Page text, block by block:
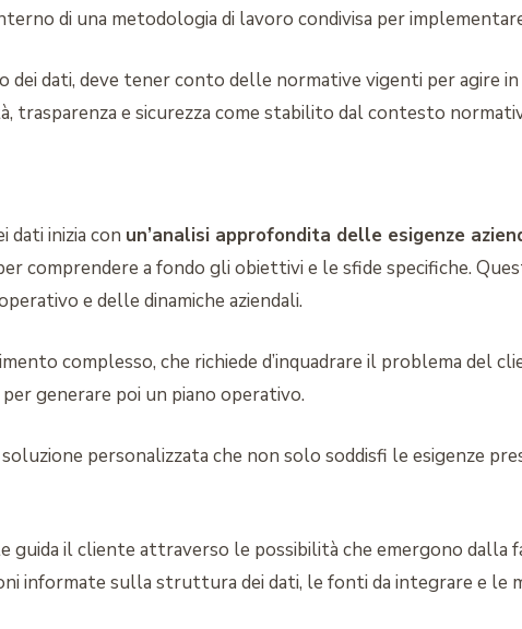
di una metodologia di lavoro condivisa per
dei dati, deve tener conto delle normative vigenti per agire
trasparenza e sicurezza come stabilito dal contesto
dati inizia con un’analisi approfondita delle esigenze
comprendere a fondo gli obiettivi e le sfide specifiche.
e delle dinamiche aziendali.
complesso, che richiede d’inquadrare il problema del
generare poi un piano operativo.
personalizzata che non solo soddisfi le esigenze
guida il cliente attraverso le possibilità che emergono dalla
informate sulla struttura dei dati, le fonti da integrare e le